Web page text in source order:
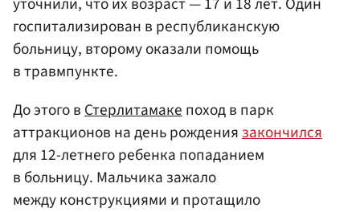
госпитализирован в республиканскую
больницу, второму оказали помощь
в травмпункте.
До этого в Стерлитамаке поход в парк
аттракционов на день рождения закончился
для 12-летнего ребенка попаданием
в больницу. Мальчика зажало
между конструкциями и протащило